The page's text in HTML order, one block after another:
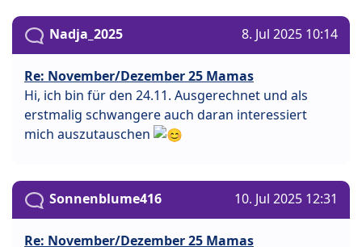
Nadja_2025 8. Jul 2025 10:14
Re: November/Dezember 25 Mamas
Hi, ich bin für den 24.11. Ausgerechnet und als
erstmalig schwangere auch daran interessiert
mich auszutauschen
Sonnenblume416 10. Jul 2025 12:31
Re: November/Dezember 25 Mamas